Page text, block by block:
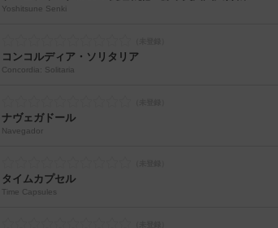
Yoshitsune Senki
コンコルディア・ソリタリア
Concordia: Solitaria
ナヴェガドール
Navegador
タイムカプセル
Time Capsules